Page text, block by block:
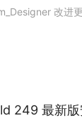
Designer 改进
ld 249 最新版